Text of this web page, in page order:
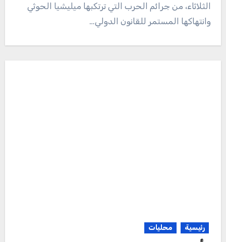
الثلاثاء، من جرائم الحرب التي ترتكبها ميليشيا الحوثي
وانتهاكها المستمر للقانون الدولي…
رئيسية محليات